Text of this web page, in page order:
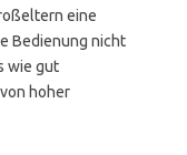
eine
Bedienung nicht
wie gut
hoher